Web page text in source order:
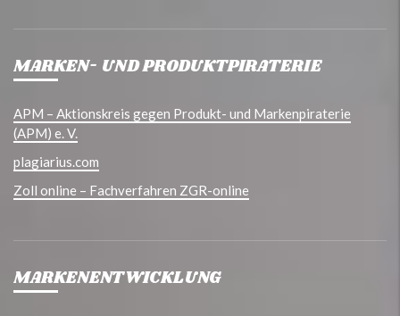
MARKEN- UND PRODUKTPIRATERIE
APM – Aktionskreis gegen Produkt- und Markenpiraterie
(APM) e. V.
plagiarius.com
Zoll online – Fachverfahren ZGR-online
MARKENENTWICKLUNG